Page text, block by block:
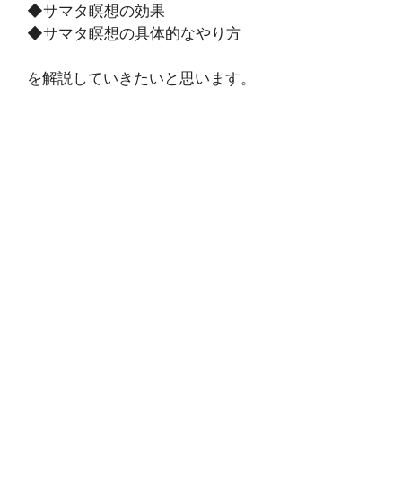
◆サマタ瞑想の効果
◆サマタ瞑想の具体的なやり方
を解説していきたいと思います。